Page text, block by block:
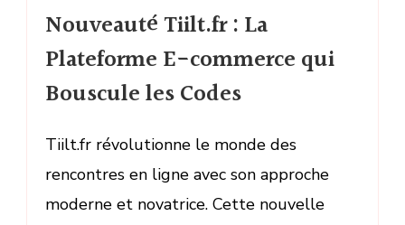
Nouveauté Tiilt.fr : La
Plateforme E-commerce qui
Bouscule les Codes
Tiilt.fr révolutionne le monde des
rencontres en ligne avec son approche
moderne et novatrice. Cette nouvelle